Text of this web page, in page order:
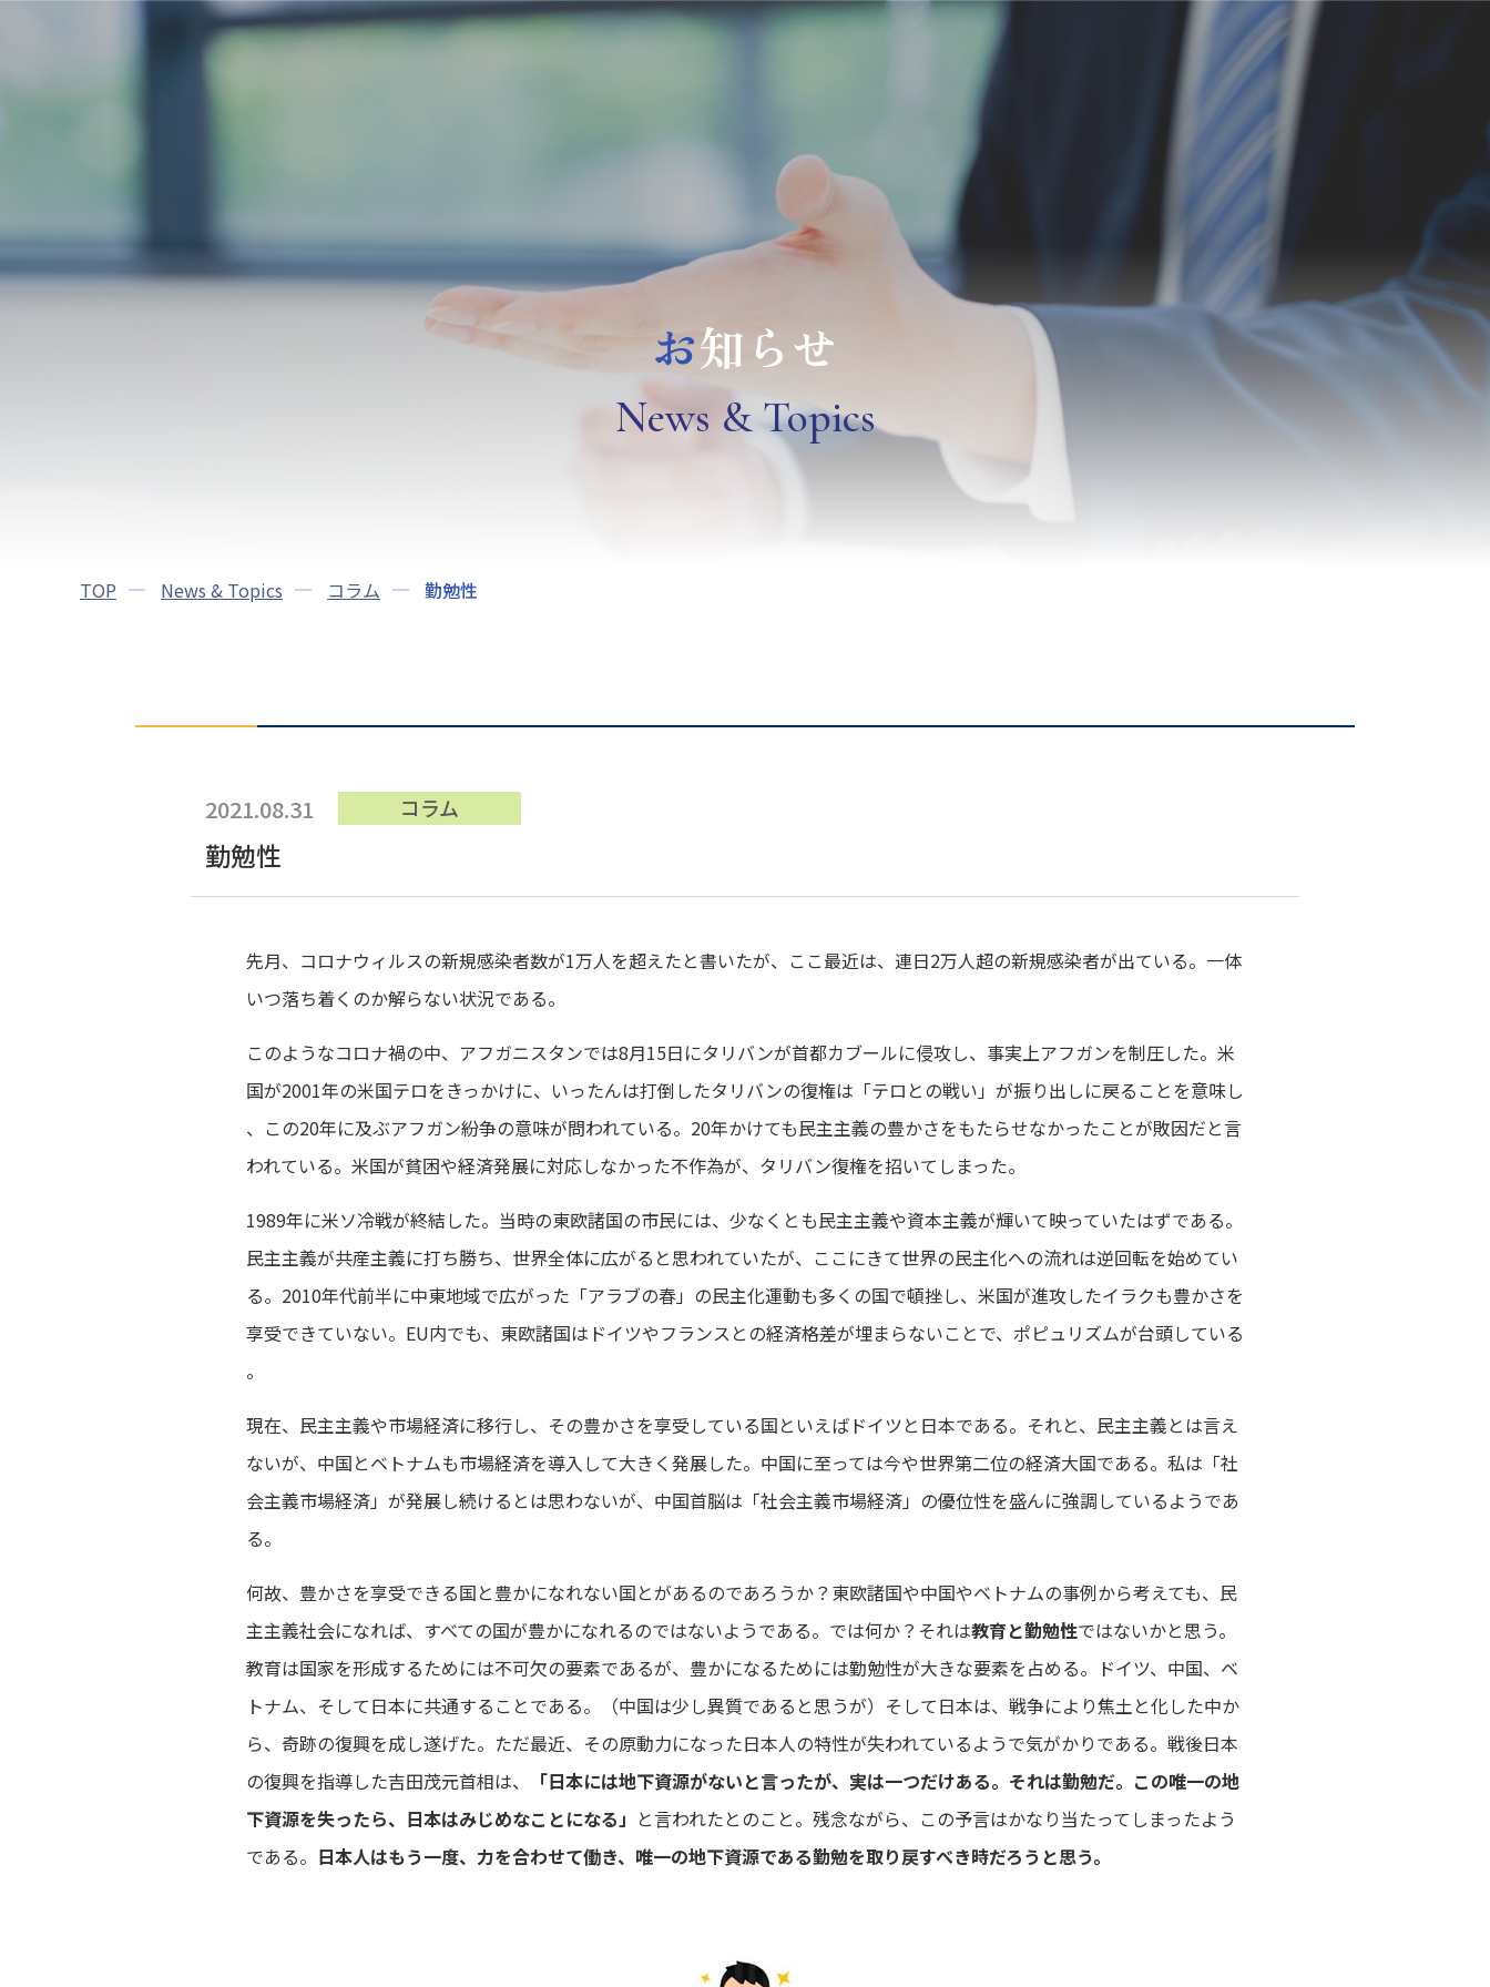
お知らせ
News & Topics
TOP News & Topics コラム 勤勉性
2021.08.31 コラム
勤勉性
先月、コロナウィルスの新規感染者数が1万人を超えたと書いたが、ここ最近は、連日2万人超の新規感染者が出ている。一体
いつ落ち着くのか解らない状況である。
このようなコロナ禍の中、アフガニスタンでは8月15日にタリバンが首都カブールに侵攻し、事実上アフガンを制圧した。米
国が2001年の米国テロをきっかけに、いったんは打倒したタリバンの復権は「テロとの戦い」が振り出しに戻ることを意味し
、この20年に及ぶアフガン紛争の意味が問われている。20年かけても民主主義の豊かさをもたらせなかったことが敗因だと言
われている。米国が貧困や経済発展に対応しなかった不作為が、タリバン復権を招いてしまった。
1989年に米ソ冷戦が終結した。当時の東欧諸国の市民には、少なくとも民主主義や資本主義が輝いて映っていたはずである。
民主主義が共産主義に打ち勝ち、世界全体に広がると思われていたが、ここにきて世界の民主化への流れは逆回転を始めてい
る。2010年代前半に中東地域で広がった「アラブの春」の民主化運動も多くの国で頓挫し、米国が進攻したイラクも豊かさを
享受できていない。EU内でも、東欧諸国はドイツやフランスとの経済格差が埋まらないことで、ポピュリズムが台頭している
。
現在、民主主義や市場経済に移行し、その豊かさを享受している国といえばドイツと日本である。それと、民主主義とは言え
ないが、中国とベトナムも市場経済を導入して大きく発展した。中国に至っては今や世界第二位の経済大国である。私は「社
会主義市場経済」が発展し続けるとは思わないが、中国首脳は「社会主義市場経済」の優位性を盛んに強調しているようであ
る。
何故、豊かさを享受できる国と豊かになれない国とがあるのであろうか？東欧諸国や中国やベトナムの事例から考えても、民
主主義社会になれば、すべての国が豊かになれるのではないようである。では何か？それは教育と勤勉性ではないかと思う。
教育は国家を形成するためには不可欠の要素であるが、豊かになるためには勤勉性が大きな要素を占める。ドイツ、中国、ベ
トナム、そして日本に共通することである。（中国は少し異質であると思うが）そして日本は、戦争により焦土と化した中か
ら、奇跡の復興を成し遂げた。ただ最近、その原動力になった日本人の特性が失われているようで気がかりである。戦後日本
の復興を指導した吉田茂元首相は、
「日本には地下資源がないと言ったが、実は一つだけある。それは勤勉だ。この唯一の地
下資源を失ったら、日本はみじめなことになる」 と言われたとのこと。残念ながら、この予言はかなり当たってしまったよう
である。 日本人はもう一度、力を合わせて働き、唯一の地下資源である勤勉を取り戻すべき時だろうと思う。